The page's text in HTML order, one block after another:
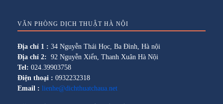
VĂN PHÒNG DỊCH THUẬT HÀ NỘI
Địa chỉ 1 : 34 Nguyễn Thái Học, Ba Đình, Hà nội
Địa chỉ 2: 92 Nguyễn Xiển, Thanh Xuân Hà Nội
Tel: 024.39903758
Điện thoại : 0932232318
Email : lienhe@dichthuatchaua.net